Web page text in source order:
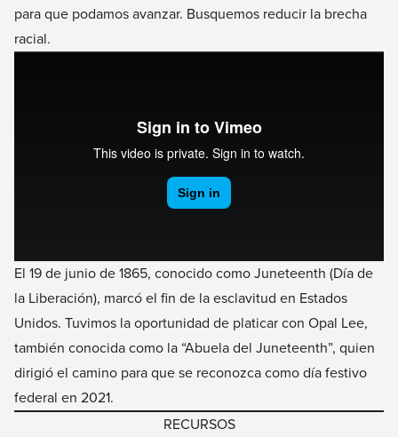
para que podamos avanzar. Busquemos reducir la brecha
racial.
El 19 de junio de 1865, conocido como Juneteenth (Día de
la Liberación), marcó el fin de la esclavitud en Estados
Unidos. Tuvimos la oportunidad de platicar con Opal Lee,
también conocida como la “Abuela del Juneteenth”, quien
dirigió el camino para que se reconozca como día festivo
federal en 2021.
RECURSOS